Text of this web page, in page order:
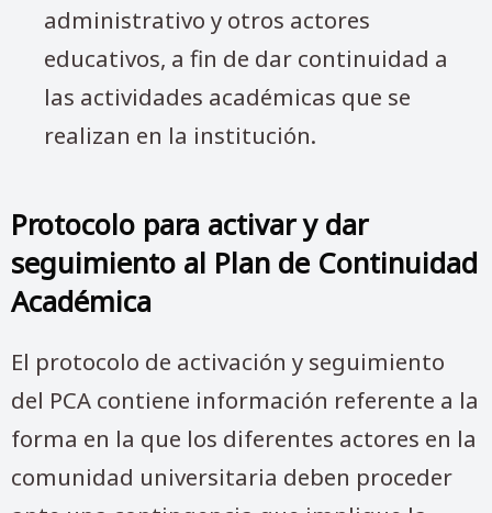
administrativo y otros actores
educativos, a fin de dar continuidad a
las actividades académicas que se
realizan en la institución.
Protocolo para activar y dar
seguimiento al Plan de Continuidad
Académica
El protocolo de activación y seguimiento
del PCA contiene información referente a la
forma en la que los diferentes actores en la
comunidad universitaria deben proceder